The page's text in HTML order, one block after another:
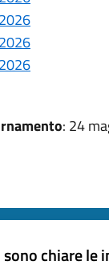
: 24
sono chiare le